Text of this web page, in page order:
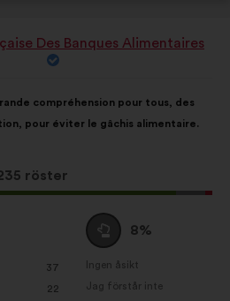
Des Banques Alimentaires
compréhension pour tous, des
pour éviter le gâchis alimentaire.
röster
37
22
Jag
är
neutral
:
8%
Ingen åsikt
:gånger
Jag förstår inte
:gånger